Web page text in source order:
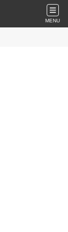
MENU